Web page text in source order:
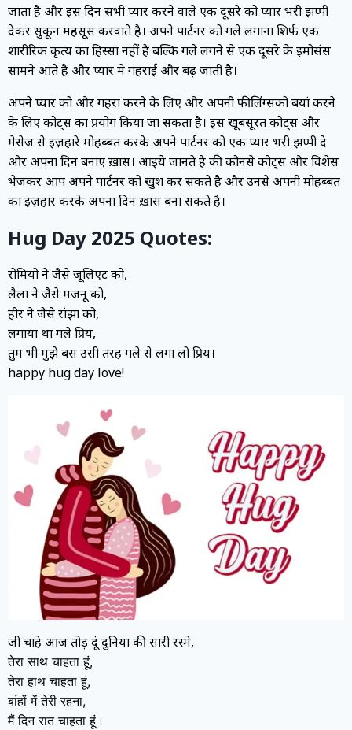
जाता है और इस दिन सभी प्यार करने वाले एक दूसरे को प्यार भरी झप्पी
देकर सुकून महसूस करवाते है। अपने पार्टनर को गले लगाना शिर्फ एक
शारीरिक कृत्य का हिस्सा नहीं है बल्कि गले लगने से एक दूसरे के इमोसंस
सामने आते है और प्यार मे गहराई और बढ़ जाती है।
अपने प्यार को और गहरा करने के लिए और अपनी फीलिंग्सको बयां करने
के लिए कोट्स का प्रयोग किया जा सकता है। इस खूबसूरत कोट्स और
मेसेज से इज़हारे मोहब्बत करके अपने पार्टनर को एक प्यार भरी झप्पी दे
और अपना दिन बनाए ख़ास। आइये जानते है की कौनसे कोट्स और विशेस
भेजकर आप अपने पार्टनर को खुश कर सकते है और उनसे अपनी मोहब्बत
का इज़हार करके अपना दिन ख़ास बना सकते है।
Hug Day 2025 Quotes:
रोमियो ने जैसे जूलिएट को,
लैला ने जैसे मजनू को,
हीर ने जैसे रांझा को,
लगाया था गले प्रिय,
तुम भी मुझे बस उसी तरह गले से लगा लो प्रिय।
happy hug day love!
जी चाहे आज तोड़ दूं दुनिया की सारी रस्मे,
तेरा साथ चाहता हूं,
तेरा हाथ चाहता हूं,
बांहों में तेरी रहना,
मैं दिन रात चाहता हूं।